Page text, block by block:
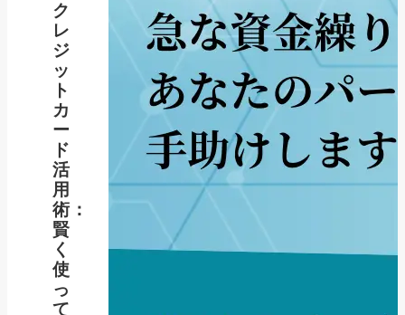
ク
レ
ジ
ッ
ト
カ
ー
ド
活
用
術：
賢
く
使
っ
て